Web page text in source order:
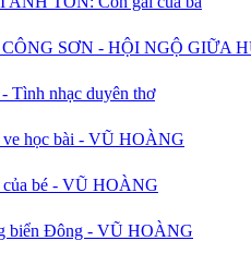
SƠN - HỘI NGỘ GIỮA
nhạc duyên thơ
học bài - VŨ HOÀNG
bé - VŨ HOÀNG
biển Đông - VŨ HOÀNG